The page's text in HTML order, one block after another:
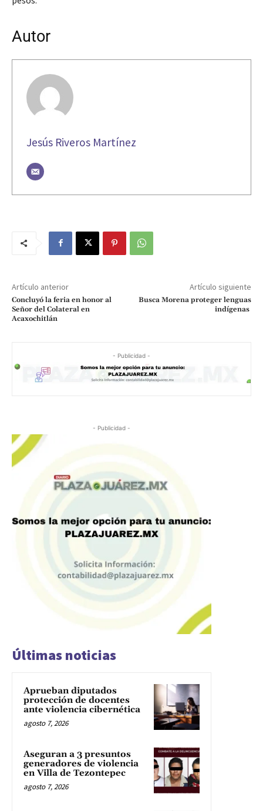
Autor
Jesús Riveros Martínez
Artículo anterior
Concluyó la feria en honor al
Señor del Colateral en
Acaxochitlán
Artículo siguiente
Busca Morena proteger lenguas
indígenas
- Publicidad -
- Publicidad -
Últimas noticias
Aprueban diputados
protección de docentes
ante violencia cibernética
agosto 7, 2026
Aseguran a 3 presuntos
generadores de violencia
en Villa de Tezontepec
agosto 7, 2026